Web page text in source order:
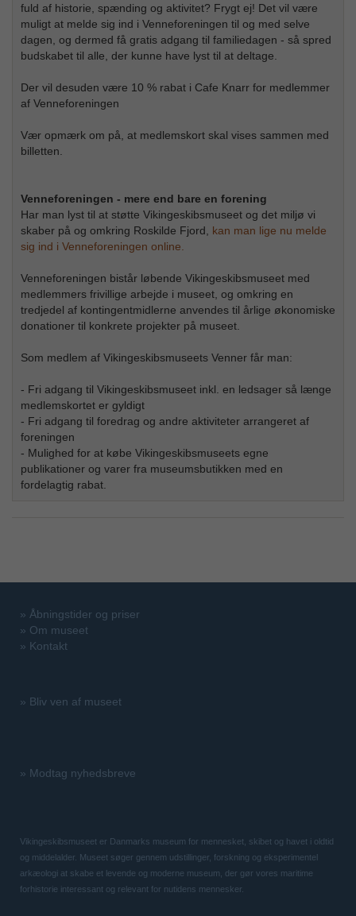
fuld af historie, spænding og aktivitet? Frygt ej! Det vil være
muligt at melde sig ind i Venneforeningen til og med selve
dagen, og dermed få gratis adgang til familiedagen - så spred
budskabet til alle, der kunne have lyst til at deltage.
Der vil desuden være 10 % rabat i Cafe Knarr for medlemmer
af Venneforeningen
Vær opmærk om på, at medlemskort skal vises sammen med
billetten.
Venneforeningen - mere end bare en forening
Har man lyst til at støtte Vikingeskibsmuseet og det miljø vi
skaber på og omkring Roskilde Fjord, kan man lige nu melde
sig ind i Venneforeningen online.
Venneforeningen bistår løbende Vikingeskibsmuseet med
medlemmers frivillige arbejde i museet, og omkring en
tredjedel af kontingentmidlerne anvendes til årlige økonomiske
donationer til konkrete projekter på museet.
Som medlem af Vikingeskibsmuseets Venner får man:
- Fri adgang til Vikingeskibsmuseet inkl. en ledsager så længe
medlemskortet er gyldigt
- Fri adgang til foredrag og andre aktiviteter arrangeret af
foreningen
- Mulighed for at købe Vikingeskibsmuseets egne
publikationer og varer fra museumsbutikken med en
fordelagtig rabat.
» Åbningstider og priser
» Om museet
» Kontakt
» Bliv ven af museet
» Modtag nyhedsbreve
Vikingeskibsmuseet er Danmarks museum for mennesket, skibet og havet i oldtid
og middelalder. Museet søger gennem udstillinger, forskning og eksperimentel
arkæologi at skabe et levende og moderne museum, der gør vores maritime
forhistorie interessant og relevant for nutidens mennesker.